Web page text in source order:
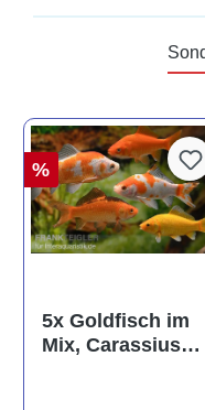
%
5x Goldfisch im
Mix, Carassius